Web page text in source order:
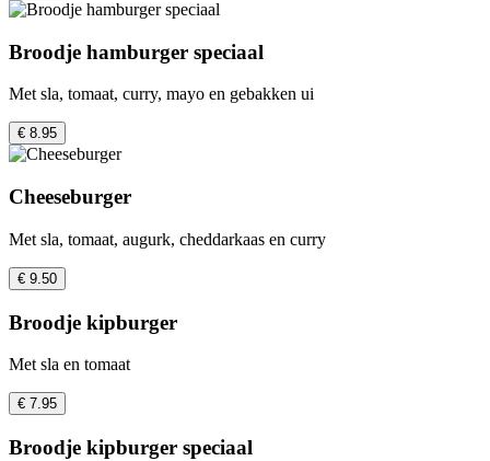
Broodje hamburger speciaal
Met sla, tomaat, curry, mayo en gebakken ui
€ 8.95
Cheeseburger
Met sla, tomaat, augurk, cheddarkaas en curry
€ 9.50
Broodje kipburger
Met sla en tomaat
€ 7.95
Broodje kipburger speciaal